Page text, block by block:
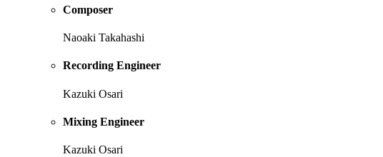
Composer
Naoaki Takahashi
Recording Engineer
Kazuki Osari
Mixing Engineer
Kazuki Osari